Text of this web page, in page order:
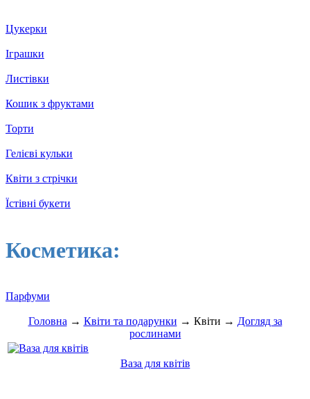
Цукерки
Іграшки
Листівки
Кошик з фруктами
Торти
Гелієві кульки
Квіти з стрічки
Їстівні букети
Косметика:
Парфуми
Головна → Квіти та подарунки → Квіти → Догляд за
рослинами
Ваза для квітів